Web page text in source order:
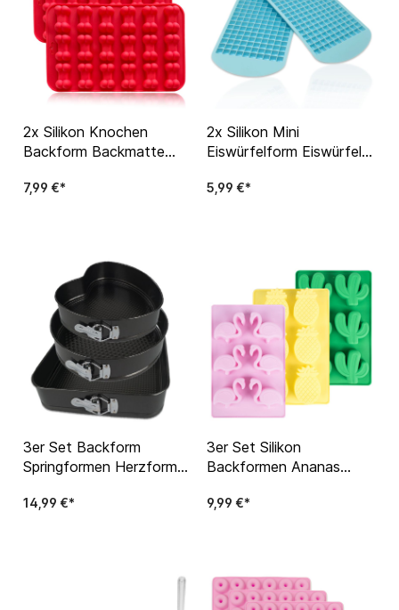
2x Silikon Knochen
Backform Backmatte
Hundekekse Silikonmatte
7,99 €*
2x Silikon Mini
Eiswürfelform Eiswürfel
Leckerlis
5,99 €*
3er Set Backform
Springformen Herzform
Backofen Kuchen Torte
14,99 €*
3er Set Silikon
Backformen Ananas
Summer Kuchen Formen
9,99 €*